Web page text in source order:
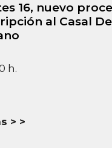
16, nuevo
al Casal
h.
>